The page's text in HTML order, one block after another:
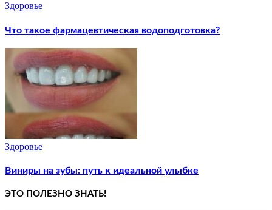
Здоровье
Что такое фармацевтическая водоподготовка?
Здоровье
Виниры на зубы: путь к идеальной улыбке
ЭТО ПОЛЕЗНО ЗНАТЬ!